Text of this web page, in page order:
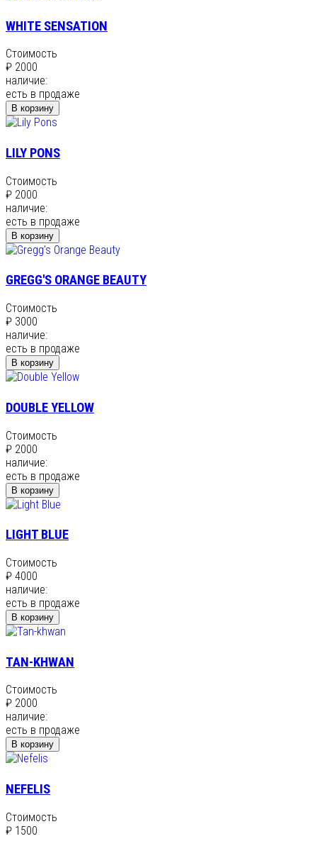
WHITE SENSATION
Стоимость
₽ 2000
наличие:
есть в продаже
В корзину
LILY PONS
Стоимость
₽ 2000
наличие:
есть в продаже
В корзину
GREGG'S ORANGE BEAUTY
Стоимость
₽ 3000
наличие:
есть в продаже
В корзину
DOUBLE YELLOW
Стоимость
₽ 2000
наличие:
есть в продаже
В корзину
LIGHT BLUE
Стоимость
₽ 4000
наличие:
есть в продаже
В корзину
TAN-KHWAN
Стоимость
₽ 2000
наличие:
есть в продаже
В корзину
NEFELIS
Стоимость
₽ 1500